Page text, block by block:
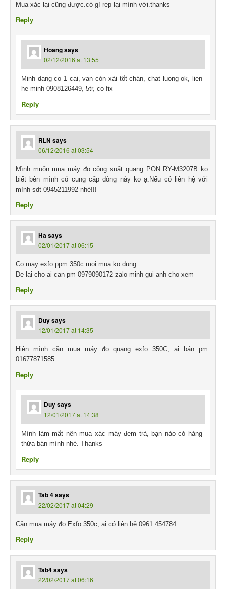
Mua xác lại cũng được.có gì rep lại mình với.thanks
Reply
Hoangsays
02/12/2016 at 13:55
Minh dang co 1 cai, van còn xài tốt chán, chat luong ok, lien
he minh 0908126449, 5tr, co fix
Reply
RLN says
06/12/2016 at 03:54
Mình muốn mua máy đo công suất quang PON RY-M3207B ko
biết bên mình có cung cấp dòng này ko ạ.Nếu có liên hệ với
mình sdt 0945211992 nhé!!!
Reply
Hasays
02/01/2017 at 06:15
Co may exfo ppm 350c moi mua ko dung.
De lai cho ai can pm 0979090172 zalo minh gui anh cho xem
Reply
Duysays
12/01/2017 at 14:35
Hiện mình cần mua máy đo quang exfo 350C, ai bán pm
01677871585
Reply
Duysays
12/01/2017 at 14:38
Mình làm mất nên mua xác máy đem trả, bạn nào có hàng
thừa bán mình nhé. Thanks
Reply
Tab 4says
22/02/2017 at 04:29
Cần mua máy đo Exfo 350c, ai có liên hệ 0961.454784
Reply
Tab4says
22/02/2017 at 06:16